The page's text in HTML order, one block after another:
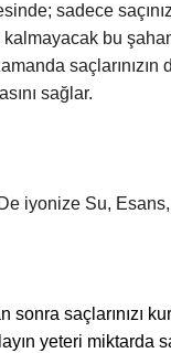
sadece
kalmayacak bu
saçlarınızın
sağlar.
iyonize Su, Esans,
sonra saçlarınızı
yeteri miktarda